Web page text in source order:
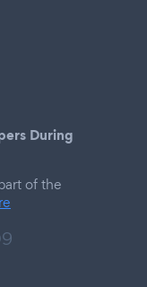
During
of the